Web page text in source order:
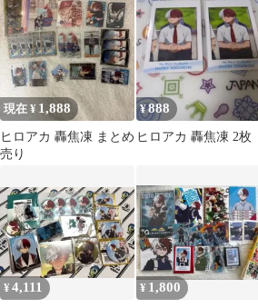
現在 ¥ 1,888
ヒロアカ 轟焦凍 まとめ
売り
¥888
ヒロアカ 轟焦凍 2枚
¥4,111 ¥ 1,800